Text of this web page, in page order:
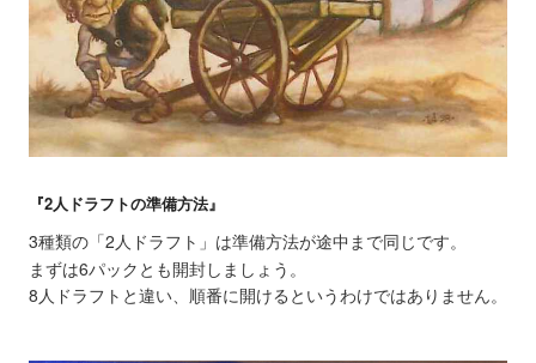
『2人ドラフトの準備方法』
3種類の「2人ドラフト」は準備方法が途中まで同じです。
まずは6パックとも開封しましょう。
8人ドラフトと違い、順番に開けるというわけではありません。